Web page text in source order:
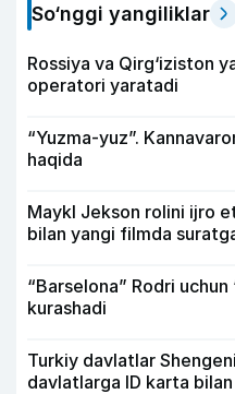
So‘nggi yangiliklar
Rossiya va Qirg‘iziston
operatori yaratadi
“Yuzma-yuz”.
haqida
Maykl Jekson rolini ijro
bilan yangi filmda
“Barselona” Rodri
kurashadi
Turkiy davlatlar
davlatlarga ID karta